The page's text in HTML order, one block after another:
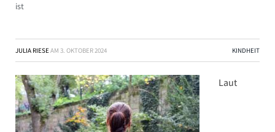
ist
JULIA RIESEAM 3. OKTOBER 2024 KINDHEIT
Laut